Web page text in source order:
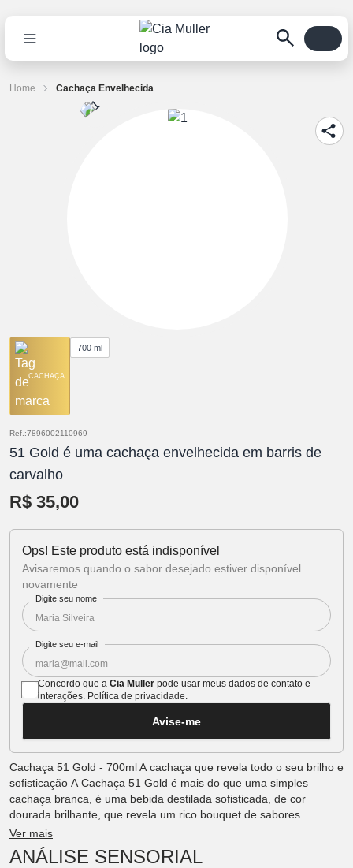
Home Cachaça Envelhecida
CACHAÇA
700 ml
Ref.:7896002110969
51 Gold é uma cachaça envelhecida em barris de
carvalho
R$ 35,00
Ops! Este produto está indisponível
Avisaremos quando o sabor desejado estiver disponível
novamente
Digite seu nome
Digite seu e-mail
Concordo que a Cia Muller pode usar meus dados de contato e
interações. Política de privacidade.
Avise-me
Cachaça 51 Gold - 700ml A cachaça que revela todo o seu brilho e
sofisticação A Cachaça 51 Gold é mais do que uma simples
cachaça branca, é uma bebida destilada sofisticada, de cor
dourada brilhante, que revela um rico bouquet de sabores
intensos e um sabor muito suave.
Ver mais
ANÁLISE SENSORIAL